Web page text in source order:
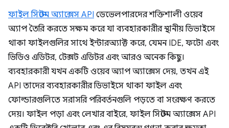
ফাইল সিস্টেম অ্যাক্সেস API ডেভেলপারদের শক্তিশালী ওয়েব
অ্যাপ তৈরি করতে সক্ষম করে যা ব্যবহারকারীর স্থানীয় ডিভাইসে
থাকা ফাইলগুলির সাথে ইন্টারঅ্যাক্ট করে, যেমন IDE, ফটো এবং
ভিডিও এডিটর, টেক্সট এডিটর এবং আরও অনেক কিছু।
ব্যবহারকারী যখন একটি ওয়েব অ্যাপ অ্যাক্সেস দেয়, তখন এই
API তাদের ব্যবহারকারীর ডিভাইসে থাকা ফাইল এবং
ফোল্ডারগুলিতে সরাসরি পরিবর্তনগুলি পড়তে বা সংরক্ষণ করতে
দেয়। ফাইল পড়া এবং লেখার বাইরে, ফাইল সিস্টেম অ্যাক্সেস API